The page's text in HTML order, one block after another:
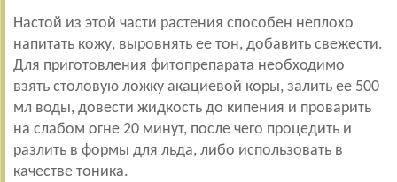
Настой из этой части растения способен неплохо
напитать кожу, выровнять ее тон, добавить свежести.
Для приготовления фитопрепарата необходимо
взять столовую ложку акациевой коры, залить ее 500
мл воды, довести жидкость до кипения и проварить
на слабом огне 20 минут, после чего процедить и
разлить в формы для льда, либо использовать в
качестве тоника.